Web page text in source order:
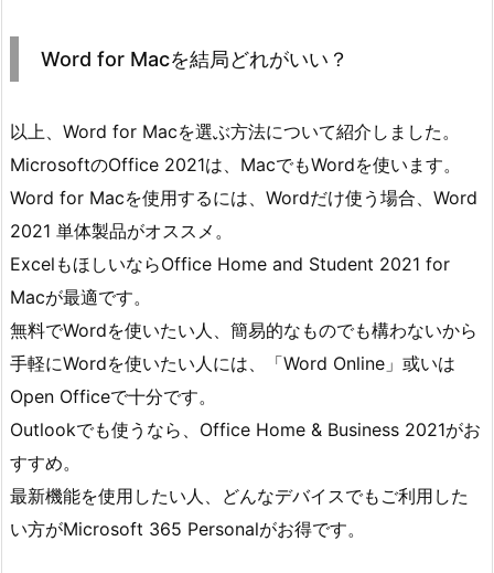
Word for Macを結局どれがいい？
以上、Word for Macを選ぶ方法について紹介しました。
MicrosoftのOffice 2021は、MacでもWordを使います。
Word for Macを使用するには、Wordだけ使う場合、Word
2021 単体製品がオススメ。
ExcelもほしいならOffice Home and Student 2021 for
Macが最適です。
無料でWordを使いたい人、簡易的なものでも構わないから
手軽にWordを使いたい人には、「Word Online」或いは
Open Officeで十分です。
Outlookでも使うなら、Office Home & Business 2021がお
すすめ。
最新機能を使用したい人、どんなデバイスでもご利用した
い方がMicrosoft 365 Personalがお得です。